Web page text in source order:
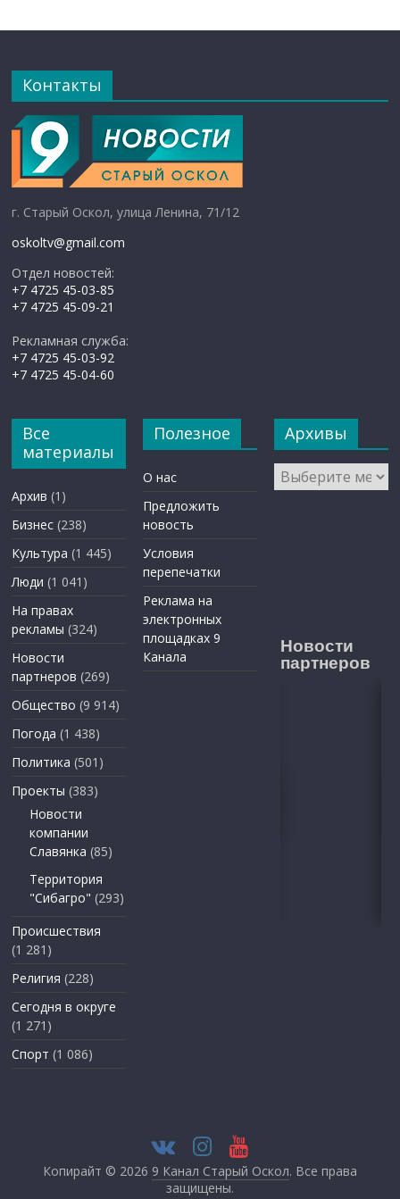
Контакты
г. Старый Оскол, улица Ленина, 71/12
oskoltv@gmail.com
Отдел новостей:
+7 4725 45-03-85
+7 4725 45-09-21
Рекламная служба:
+7 4725 45-03-92
+7 4725 45-04-60
Все
материалы
Архив (1)
Бизнес (238)
Культура (1 445)
Люди (1 041)
На правах
рекламы (324)
Новости
партнеров (269)
Общество (9 914)
Погода (1 438)
Политика (501)
Проекты (383)
Новости
компании
Славянка (85)
Территория
"Сибагро" (293)
Происшествия
(1 281)
Религия (228)
Сегодня в округе
(1 271)
Спорт (1 086)
Полезное
О нас
Предложить
новость
Условия
перепечатки
Реклама на
электронных
площадках 9
Канала
Архивы
Архивы
Новости
партнеров
Копирайт © 2026 9 Канал Старый Оскол. Все права
защищены.